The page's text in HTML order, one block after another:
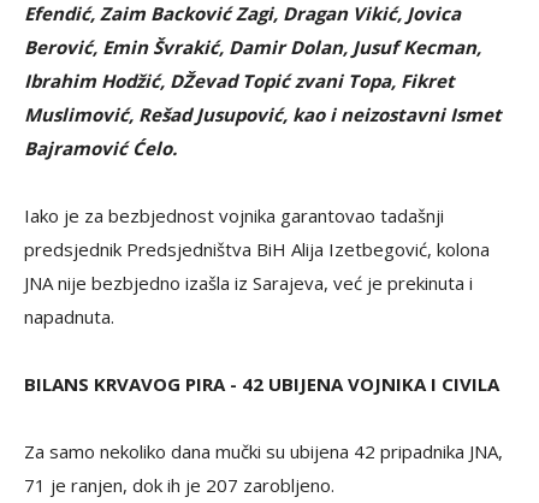
Efendić, Zaim Backović Zagi, Dragan Vikić, Jovica
Berović, Emin Švrakić, Damir Dolan, Jusuf Kecman,
Ibrahim Hodžić, DŽevad Topić zvani Topa, Fikret
Muslimović, Rešad Jusupović, kao i neizostavni Ismet
Bajramović Ćelo.
Iako je za bezbjednost vojnika garantovao tadašnji
predsjednik Predsjedništva BiH Alija Izetbegović, kolona
JNA nije bezbjedno izašla iz Sarajeva, već je prekinuta i
napadnuta.
BILANS KRVAVOG PIRA - 42 UBIJENA VOJNIKA I CIVILA
Za samo nekoliko dana mučki su ubijena 42 pripadnika JNA,
71 je ranjen, dok ih je 207 zarobljeno.